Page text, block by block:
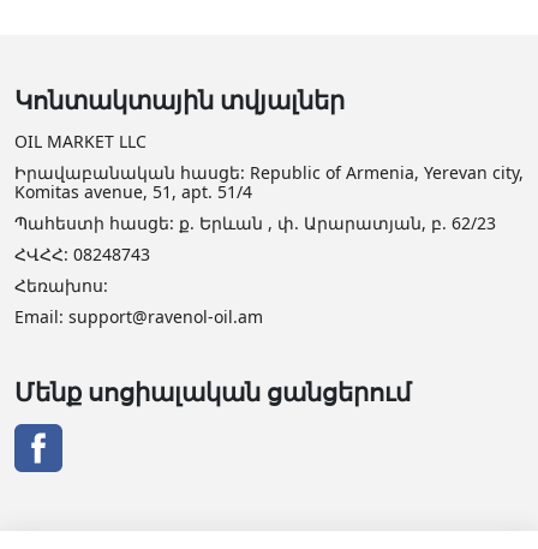
Կոնտակտային տվյալներ
OIL MARKET LLC
Իրավաբանական հասցե: Republic of Armenia, Yerevan city,
Komitas avenue, 51, apt. 51/4
Պահեստի հասցե: ք. Երևան , փ. Արարատյան, բ. 62/23
ՀՎՀՀ: 08248743
Հեռախոս:
Email: support@ravenol-oil.am
Մենք սոցիալական ցանցերում